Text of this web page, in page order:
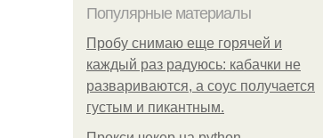
Популярные материалы
Пробу снимаю еще горячей и
каждый раз радуюсь: кабачки не
развариваются, а соус получается
густым и пикантным.